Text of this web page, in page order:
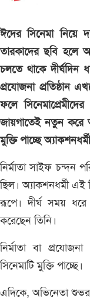
ঈদের সিনেমা নিয়ে
তারকাদের ছবি হলে
চলতে থাকে দীর্ঘদিন
প্রযোজনা প্রতিষ্ঠান
ফলে
জায়গাতেই নতুন করে
মুক্তি পাচ্ছে
নির্মাতা সাইফ চন্দন
ছিল। অ্যাকশনধর্মী এই
রূপে। দীর্ঘ সময় ধরে
করেছেন তিনি।
নির্মাতা বা
সিনেমাটি মুক্তি পাচ্ছে।
এদিকে, অভিনেতা শুভর